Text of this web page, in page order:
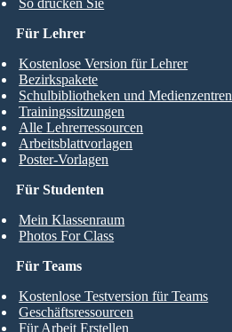
Für Studenten
Mein Klassenraum
Photos For Class
Für Lehrer
Kostenlose Version für Lehrer
Bezirkspakete
Schulbibliotheken und Medienzentren
Trainingssitzungen
Alle Lehrerressourcen
Arbeitsblattvorlagen
Poster-Vorlagen
Für Teams
Kostenlose Testversion für Teams
Geschäftsressourcen
Für Arbeit Erstellen